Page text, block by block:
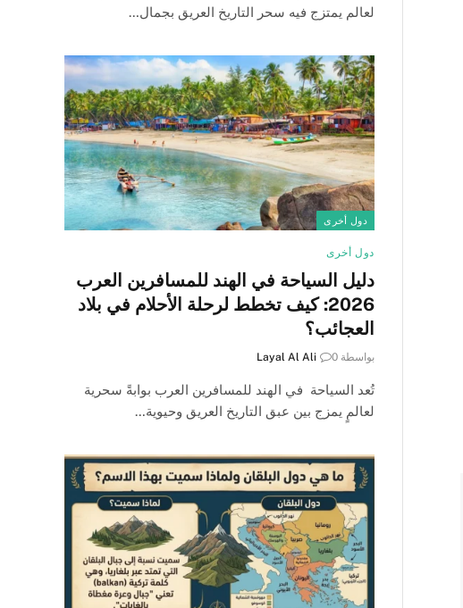
لعالم يمتزج فيه سحر التاريخ العريق بجمال…
دول أخرى
دول أخرى
دليل السياحة في الهند للمسافرين العرب
2026: كيف تخطط لرحلة الأحلام في بلاد
العجائب؟
بواسطة Layal Al Ali 0
تُعد السياحة في الهند للمسافرين العرب بوابةً سحرية
لعالمٍ يمزج بين عبق التاريخ العريق وحيوية…